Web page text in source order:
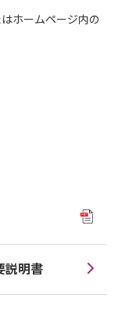
ホームページ内の
説明書